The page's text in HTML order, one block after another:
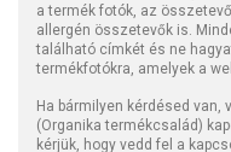
a termék fotók, az
allergén összetevők is.
található címkét és ne
termékfotókra, amelyek a
Ha bármilyen kérdésed van,
(Organika termékcsalád)
kérjük, hogy vedd fel a